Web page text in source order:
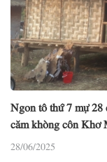
Ngon tô thứ 7 mự
căm khòng côn Khơ
28/06/2025